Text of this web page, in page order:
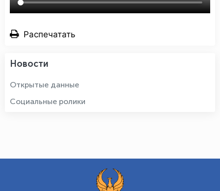
Распечатать
Новости
Открытые данные
Социальные ролики